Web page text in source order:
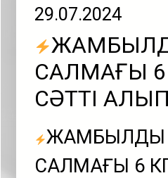
29.07.2024
САЛМАҒЫ 6
СӘТТІ
ЖАМБЫЛДЫҚ
САЛМАҒЫ 6